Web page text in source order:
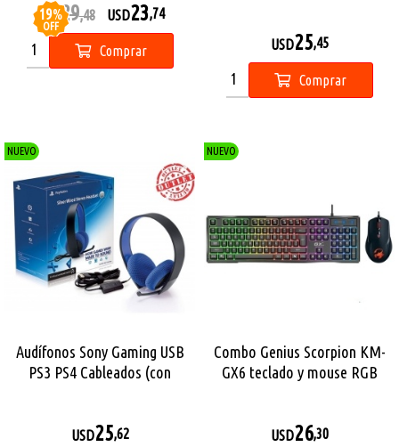
19%
OFF
USD29,48 USD23,74
Comprar USD25,45
Comprar
NUEVO
Audífonos Sony Gaming USB
PS3 PS4 Cableados (con
USD25,62
NUEVO
Combo Genius Scorpion KM-
GX6 teclado y mouse RGB
USD26,30